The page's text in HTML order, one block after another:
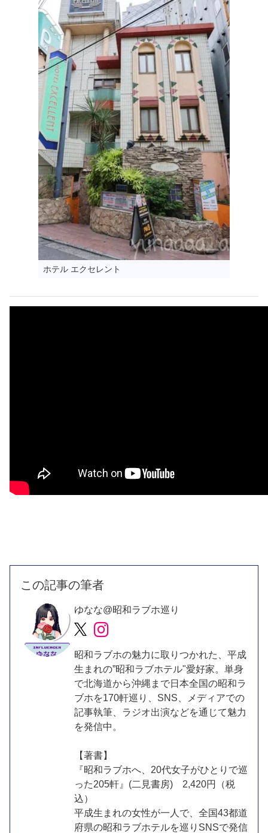
ホテル エクセレント
この記事の筆者
ゆなな@昭和ラブホ巡り
昭和ラブホの魅力に取りつかれた、平成
生まれの”昭和ラブホテル"愛好家。単身
で北海道から沖縄まで日本全国の昭和ラ
ブホを170軒巡り、SNS、メディアでの
記事執筆、ラジオ出演などを通じて魅力
を発信中。
【著書】
『昭和ラブホへ、20代女子がひとりで巡
った205軒』(二見書房) 2,420円（税
込）
平成生まれの女性が一人で、全国43都道
府県の昭和ラブホテルを巡りSNSで発信